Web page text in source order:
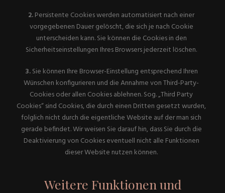
2.Persistente Cookies werden automatisiert nach einer
vorgegebenen Dauer gelöscht, die sich je nach Cookie
unterscheiden kann. Sie können die Cookies in den
Sicherheitseinstellungen Ihres Browsers jederzeit löschen.
3.Sie können Ihre Browser-Einstellung entsprechend Ihren
Wünschen konfigurieren und die Annahme von Third-Party-
Cookies oder allen Cookies ablehnen. Sog. „Third Party
Cookies“ sind Cookies, die durch einen Dritten gesetzt wurden,
folglich nicht durch die eigentliche Website auf der man sich
gerade befindet. Wir weisen Sie darauf hin, dass Sie durch die
Deaktivierung von Cookies eventuell nicht alle Funktionen
dieser Website nutzen können.
Weitere Funktionen und